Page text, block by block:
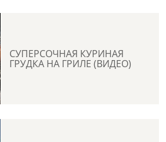
СУПЕРСОЧНАЯ КУРИНАЯ
ГРУДКА НА ГРИЛЕ (ВИДЕО)